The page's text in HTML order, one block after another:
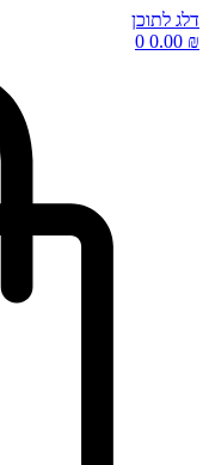
דלג לתוכן
0.00 ₪
0